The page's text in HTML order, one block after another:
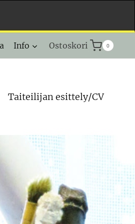
Info Ostoskori 0
Taiteilijan esittely/CV